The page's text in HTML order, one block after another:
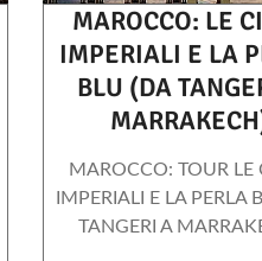
MAROCCO: LE
IMPERIALI E LA
BLU (DA
MAROCCO: TOUR LE
IMPERIALI E LA PERLA
TANGERI A